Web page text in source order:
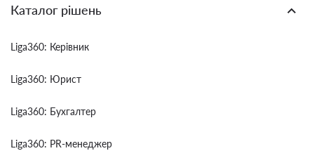
Каталог рішень
Liga360: Керівник
Liga360: Юрист
Liga360: Бухгалтер
Liga360: PR-менеджер